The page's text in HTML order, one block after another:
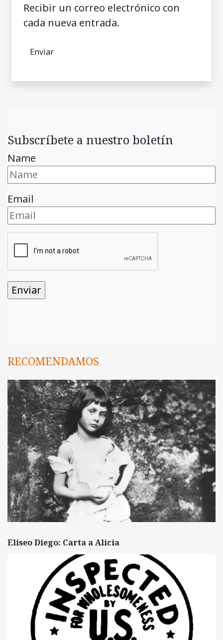
Recibir un correo electrónico con
cada nueva entrada.
Subscríbete a nuestro boletín
Name
Email
RECOMENDAMOS
Eliseo Diego: Carta a Alicia